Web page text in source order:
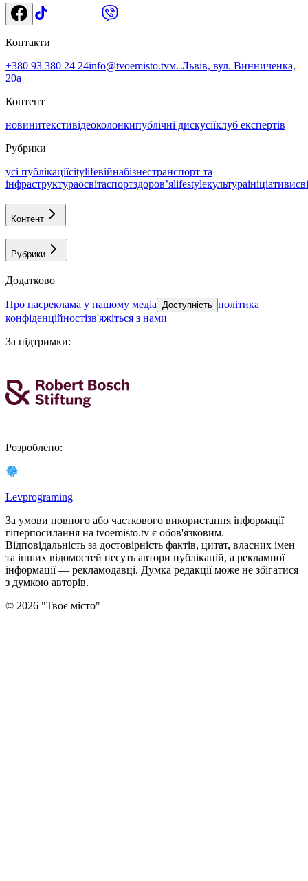
Контакти
+380 93 380 24 24info@tvoemisto.tvм. Львів, вул. Винниченка,
20а
Контент
новинитекстивідеоколонкипублічні дискусіїклуб експертів
Рубрики
усі публікаціїcitylifeвійнабізнестранспорт та
інфраструктураосвітаспортздоровʼяlifestyleкультураініціативи
Контент
Рубрики
Додатково
про насреклама у нашому медіа Доступність політика
конфіденційностізв'яжіться з нами
За підтримки:
Розроблено:
Levprograming
За умови повного або часткового використання iнформацiї
гіперпосилання на tvoemisto.tv є обов'язковим.
Відповідальність за достовірність фактів, цитат, власних імен
та інших відомостей несуть автори публікацій, а рекламної
інформації — рекламодавці. Думка редакцiї може не збiгатися
з думкою авторiв.
© 2026 "Твоє місто"